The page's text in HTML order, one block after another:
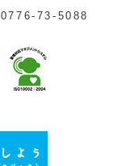
0776-73-5088